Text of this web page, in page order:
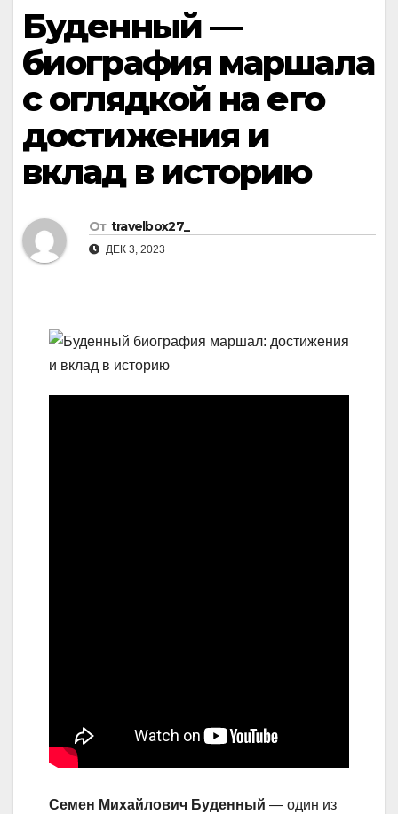
Буденный —
биография маршала
с оглядкой на его
достижения и
вклад в историю
От travelbox27_
ДЕК 3, 2023
Семен Михайлович Буденный — один из